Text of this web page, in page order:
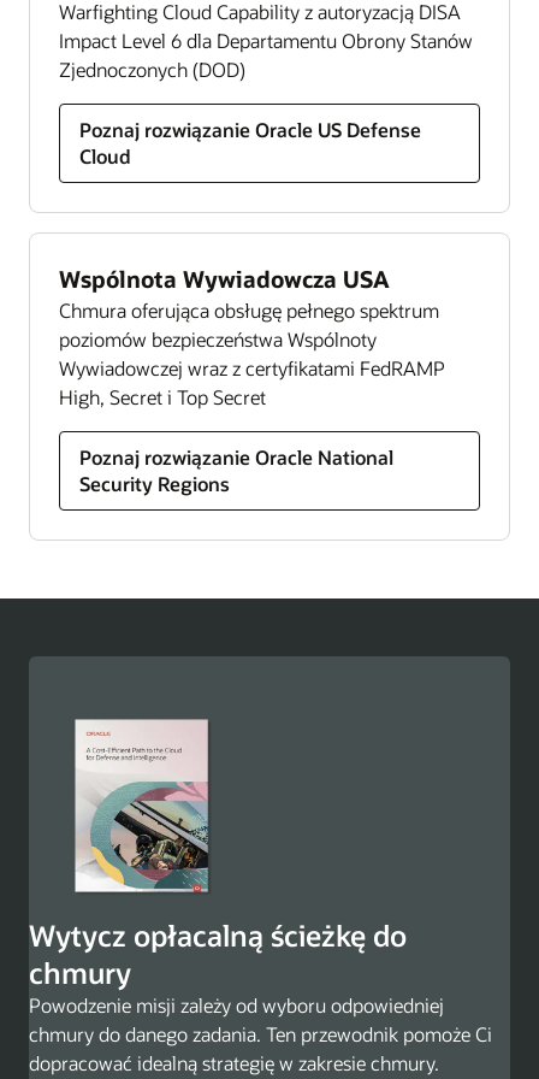
Powiększ
Departamentu Obrony Stanów Zjednoczonych (DOD) i
Wspólnoty Wywiadowczej (IC) w rekrutacji, wdrażaniu,
rozwoju, motywowaniu i zatrzymywaniu wysoko
pracownikom spójne doświadczenia na wszystkich
urządzeniach, centralizuje dane kadrowe w celu
usprawnienia procesu podejmowania decyzji oraz
oferuje nowe funkcje, które pomogą przygotować talenty
do kolejnych zadań.
Poznaj rozwiązanie Oracle Human Capital Management
Oracle Enterprise Resource Planning
Oracle Enterprise Resource Planning zapewnia zespołom
zaawansowane funkcje, takie jak sztuczna inteligencja
umożliwiająca automatyzację ręcznych, spowalniających
pracę procesów, analityka pozwalająca reagować na
zmiany rynkowe w czasie rzeczywistym oraz
automatyczne aktualizacje zapewniające aktualność i
Poznaj rozwiązanie Oracle Modern Data Platform
Poznaj rozwiązanie Oracle Autonomous Database
Warfighting Cloud Capability z autoryzacją DISA
Impact Level 6 dla Departamentu Obrony Stanów
Zjednoczonych (DOD)
Poznaj rozwiązanie Oracle US Defense
Cloud
Wspólnota Wywiadowcza USA
Chmura oferująca obsługę pełnego spektrum
poziomów bezpieczeństwa Wspólnoty
Wywiadowczej wraz z certyfikatami FedRAMP
High, Secret i Top Secret
Poznaj rozwiązanie Oracle National
Security Regions
Wytycz opłacalną ścieżkę do
chmury
Powodzenie misji zależy od wyboru odpowiedniej
chmury do danego zadania. Ten przewodnik pomoże Ci
dopracować idealną strategię w zakresie chmury.